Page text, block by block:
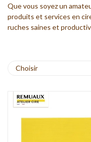
Que vous soyez un
produits et services en
ruches saines et
Choisir